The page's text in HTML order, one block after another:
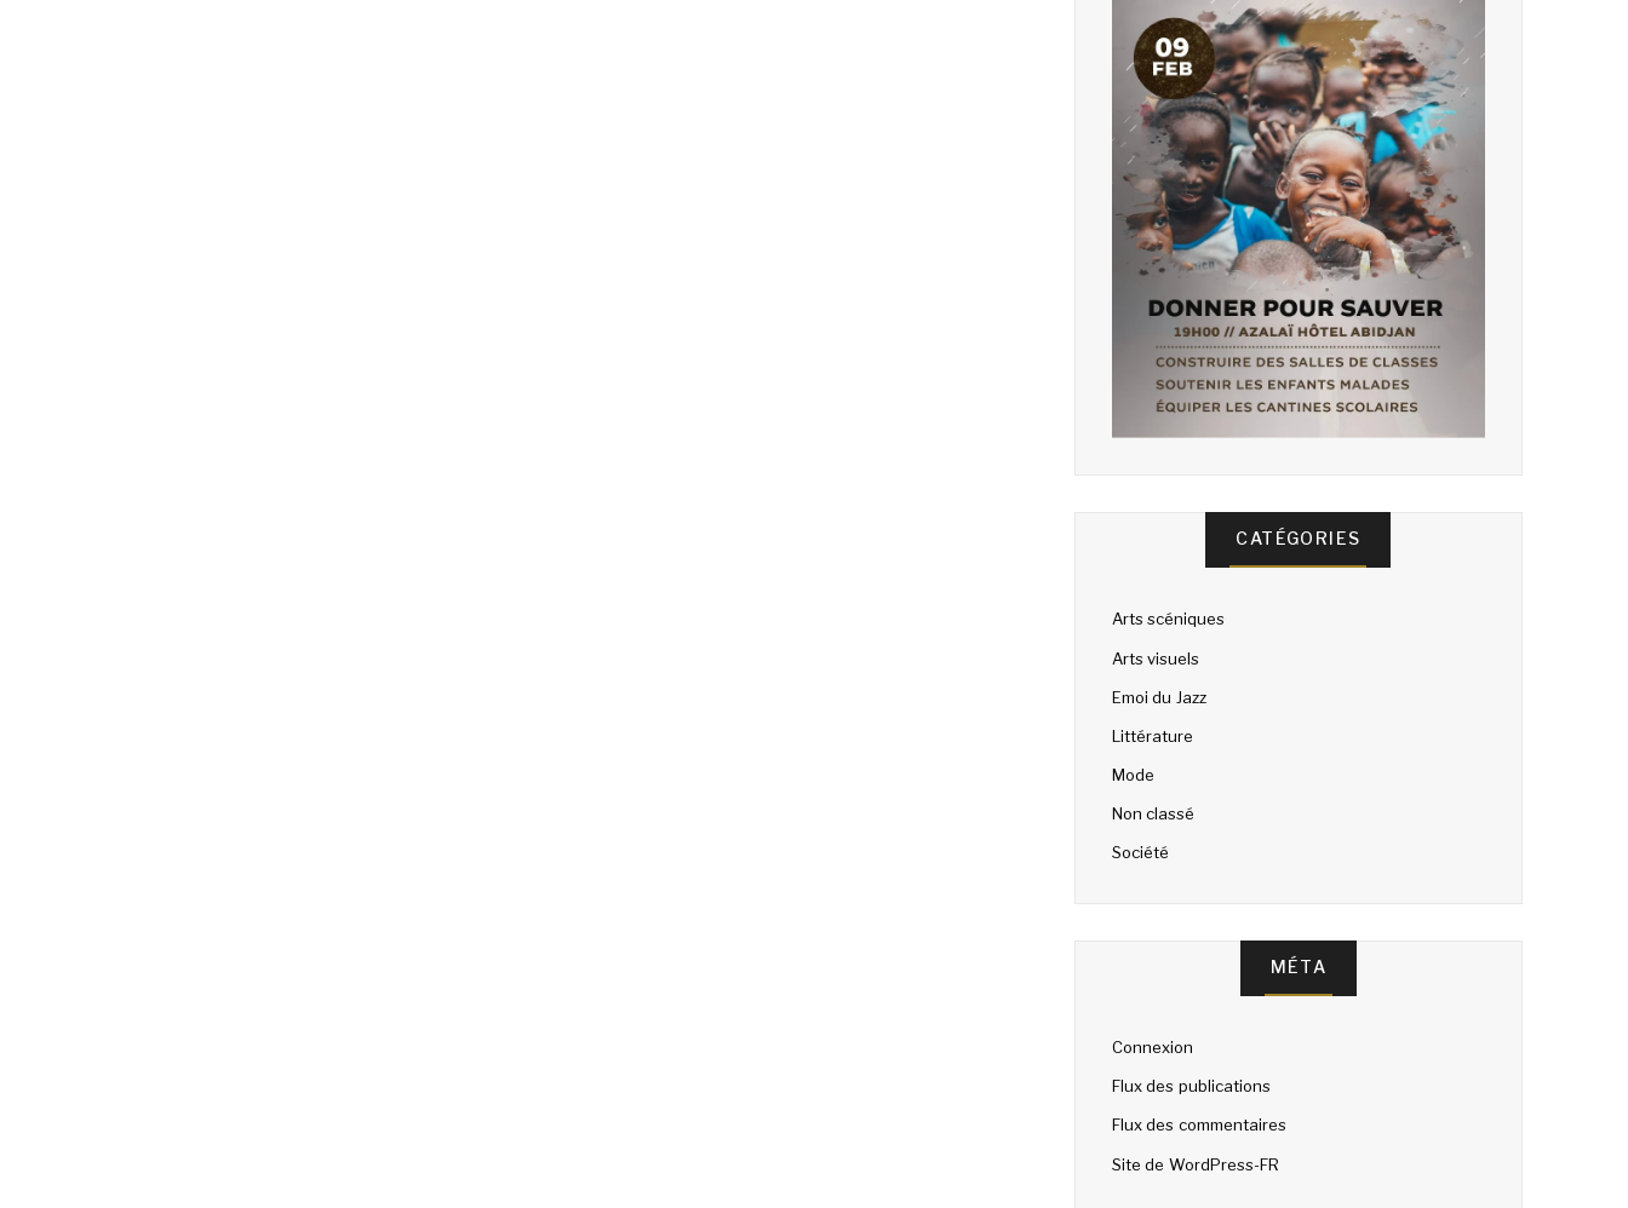
CATÉGORIES
Arts scéniques
Arts visuels
Emoi du Jazz
Littérature
Mode
Non classé
Société
MÉTA
Connexion
Flux des publications
Flux des commentaires
Site de WordPress-FR